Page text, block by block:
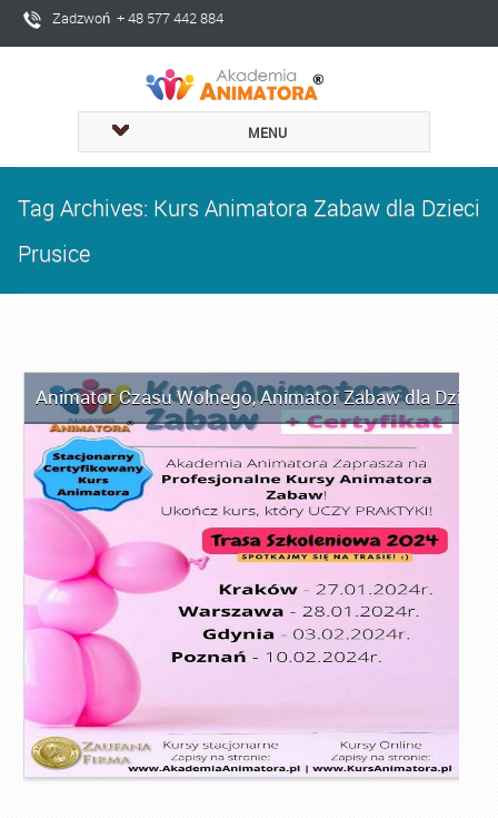
Zadzwoń + 48 577 442 884
MENU
Tag Archives: Kurs Animatora Zabaw dla Dzieci
Prusice
Animator Czasu Wolnego,Animator Zabaw dla Dzieci